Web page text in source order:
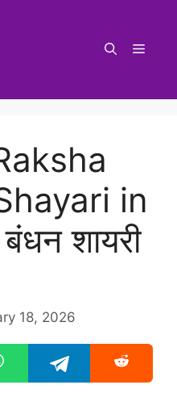
in
शायरी
18, 2026